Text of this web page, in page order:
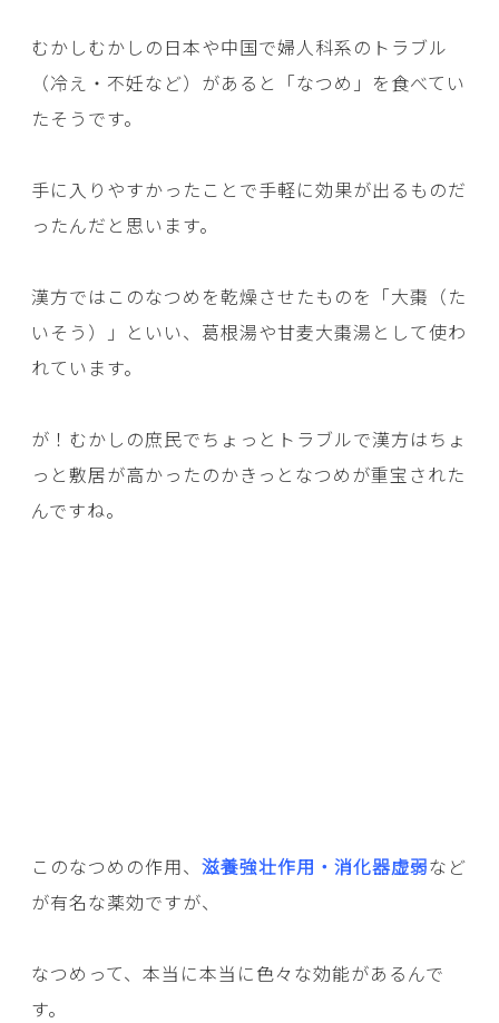
むかしむかしの日本や中国で婦人科系のトラブル
（冷え・不妊など）があると「なつめ」を食べてい
たそうです。
手に入りやすかったことで手軽に効果が出るものだ
ったんだと思います。
漢方ではこのなつめを乾燥させたものを「大棗（た
いそう）」といい、葛根湯や甘麦大棗湯として使わ
れています。
が！むかしの庶民でちょっとトラブルで漢方はちょ
っと敷居が高かったのかきっとなつめが重宝された
んですね。
このなつめの作用、 滋養強壮作用・消化器虚弱など
が有名な薬効ですが、
なつめって、本当に本当に色々な効能があるんで
す。